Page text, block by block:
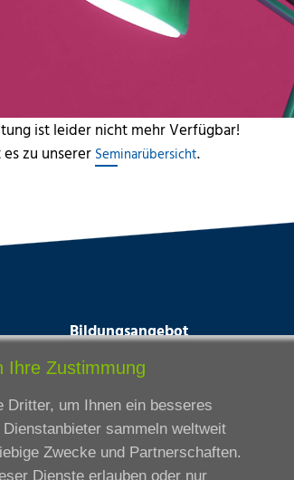
ist leider nicht mehr Verfügbar!
zu unserer Seminarübersicht.
Bildungsangebot
Ausbildung
Fortbildung
Ihre Zustimmung
Dritter, um Ihnen ein besseres
sammeln weltweit
Zwecke und Partnerschaften.
Dienste erlauben oder nur